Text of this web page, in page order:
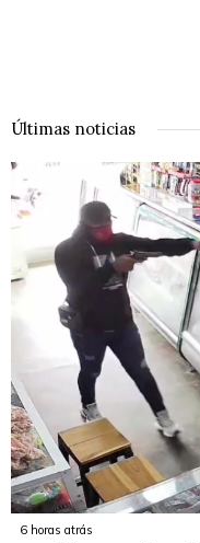
Últimas noticias
6 horas atrás